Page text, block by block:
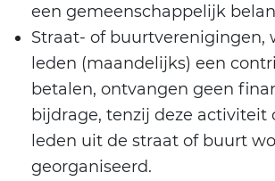
een gemeenschappelijk
Straat- of buurtverenigingen,
leden (maandelijks) een
betalen, ontvangen geen
bijdrage, tenzij deze activiteit
leden uit de straat of buurt
georganiseerd.